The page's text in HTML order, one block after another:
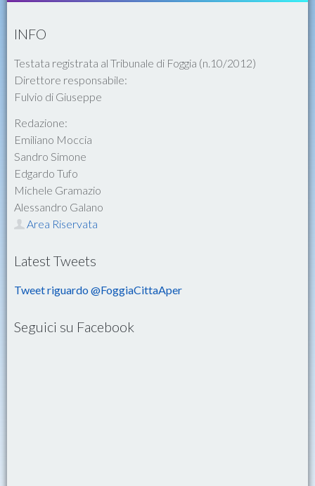
INFO
Testata registrata al Tribunale di Foggia (n.10/2012)
Direttore responsabile:
Fulvio di Giuseppe
Redazione:
Emiliano Moccia
Sandro Simone
Edgardo Tufo
Michele Gramazio
Alessandro Galano
Area Riservata
Latest Tweets
Tweet riguardo @FoggiaCittaAper
Seguici su Facebook